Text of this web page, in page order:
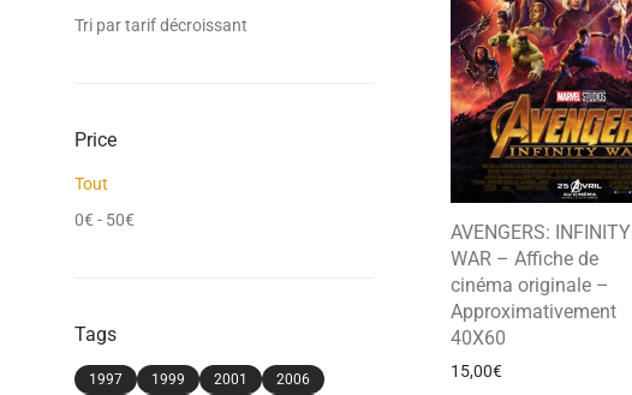
Tri par tarif décroissant
Price
Tout
0€ - 50€
Tags
1997 1999 2001
2006
AVENGERS: INFINITY
WAR – Affiche de
cinéma originale –
Approximativement
40X60
15,00€